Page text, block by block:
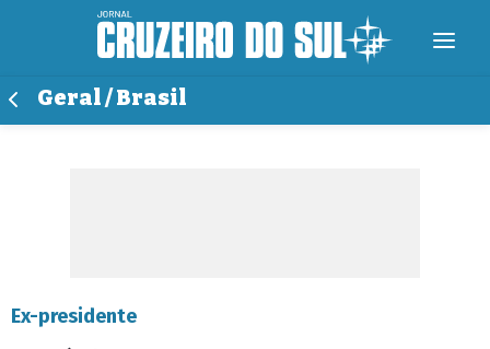
Geral / Brasil
Ex-presidente